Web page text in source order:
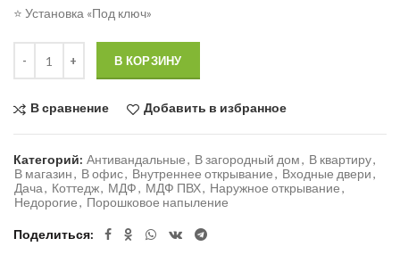
⭐ Установка «Под ключ»
В КОРЗИНУ
В сравнение Добавить в избранное
Категорий: Антивандальные, В загородный дом, В квартиру,
В магазин, В офис, Внутреннее открывание, Входные двери,
Дача, Коттедж, МДФ, МДФ ПВХ, Наружное открывание,
Недорогие, Порошковое напыление
Поделиться